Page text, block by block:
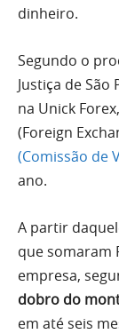
dinheiro.
Segundo o
Justiça de
na Unick
(Foreign
(Comissão de
ano.
A partir
que somaram
empresa,
dobro do
em até seis